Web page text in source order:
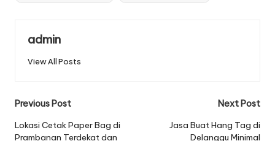
admin
View All Posts
Post
navigation
Previous Post
Lokasi Cetak Paper Bag di
Prambanan Terdekat dan
Next Post
Jasa Buat Hang Tag di
Delanggu Minimal